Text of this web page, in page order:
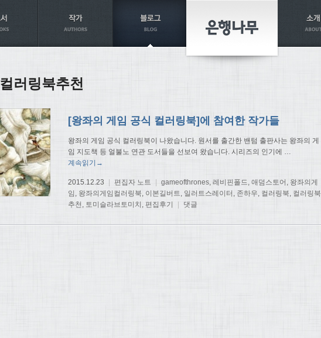
컬러링북추천
[왕좌의 게임 공식 컬러링북]에 참여한 작가들
왕좌의 게임 공식 컬러링북이 나왔습니다. 원서를 출간한 밴텀 출판사는 왕좌의 게
임 지도책 등 얼불노 연관 도서들을 선보여 왔습니다. 시리즈의 인기에
계속읽기→
2015.12.23 편집자 노트 gameofthrones, 레비핀폴드, 애덤스토어 , 왕좌의게
임 , 왕좌의게임컬러링북, 이본길버트, 일러트스레이터 , 존하우, 컬러링북, 컬러링북
추천 , 토미슬라브토미치 , 편집후기 댓글